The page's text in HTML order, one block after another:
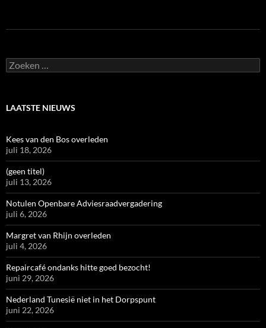
Zoeken
naar:
LAATSTE NIEUWS
Kees van den Bos overleden
juli 18, 2026
(geen titel)
juli 13, 2026
Notulen Openbare Adviesraadvergadering
juli 6, 2026
Margret van Rhijn overleden
juli 4, 2026
Repaircafé ondanks hitte goed bezocht!
juni 29, 2026
Nederland Tunesië niet in het Dorpspunt
juni 22, 2026